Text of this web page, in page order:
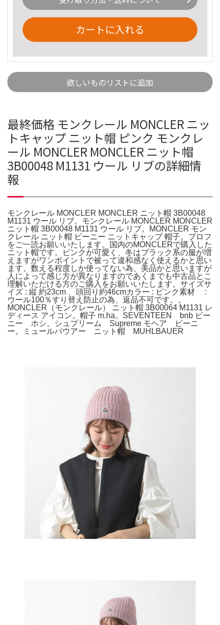
カートに入れる
欲しいものリストに追加
最終価格 モンクレール MONCLER ニッ
トキャップ ニット帽 ピンク モンクレ
ール MONCLER MONCLER ニット帽
3B00048 M1131 ウール リブの詳細情
報
モンクレール MONCLER MONCLER ニット帽 3B00048
M1131 ウール リブ。モンクレール MONCLER MONCLER
ニット帽 3B00048 M1131 ウール リブ。MONCLER モン
クレール ニット帽 ビーニー ニットキャップ 帽子。プロフ
をご一読お願いいたします。国内のMONCLERで購入した
ニット帽です。ピンクが可愛く、冬はブラック系の服が増
えますがワンポイントで被って違和感なく使えるかと思い
ます。数える程度しか使ってない為、美品かと思いますが
人によって感じ方が異なりますのであくまでも中古品とこ
理解いただける方のご購入をお願いいたします。サイズサ
イズ : 縦 約23cm 、頭回り約46cmカラー : ピンク素材 :
ウール100％すり替え防止の為、返品不可です。。
MONCLER（モンクレール） ニット帽 3B00064 M1131 レ
ディース アイコン。帽子 m.ha。SEVENTEEN bnb ビー
ニー ホシ。シュプリーム Supreme モヘア ビーニ
ー。ミュールバウアー ニット帽 MUHLBAUER